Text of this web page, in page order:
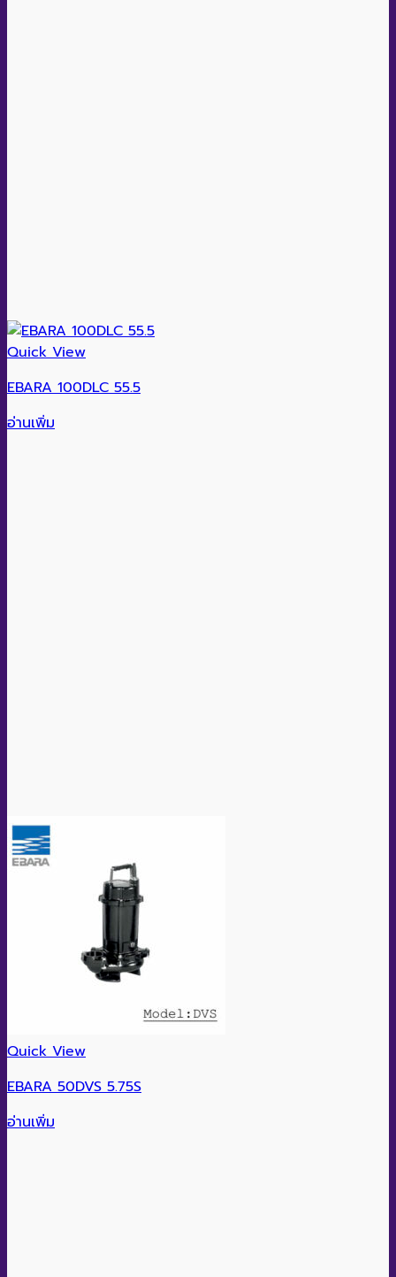
Quick View
EBARA 100DLC 55.5
อ่านเพิ่ม
Quick View
EBARA 50DVS 5.75S
อ่านเพิ่ม